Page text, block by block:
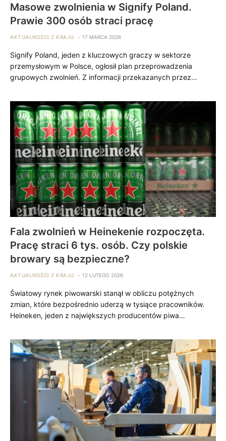
Masowe zwolnienia w Signify Poland.
Prawie 300 osób straci pracę
AKTUALNOŚCI Z KRAJU 17 MARCA 2026
Signify Poland, jeden z kluczowych graczy w sektorze
przemysłowym w Polsce, ogłosił plan przeprowadzenia
grupowych zwolnień. Z informacji przekazanych przez…
Fala zwolnień w Heinekenie rozpoczęta.
Pracę straci 6 tys. osób. Czy polskie
browary są bezpieczne?
AKTUALNOŚCI Z KRAJU 12 LUTEGO 2026
Światowy rynek piwowarski stanął w obliczu potężnych
zmian, które bezpośrednio uderzą w tysiące pracowników.
Heineken, jeden z największych producentów piwa…